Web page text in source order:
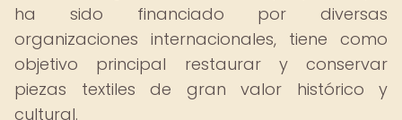
ha sido financiado por diversas
organizaciones internacionales, tiene como
objetivo principal restaurar y conservar
piezas textiles de gran valor histórico y
cultural.